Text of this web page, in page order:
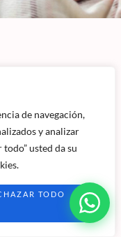
de navegación,
y analizar
usted da su
TODO
del
sus respuestas, de no